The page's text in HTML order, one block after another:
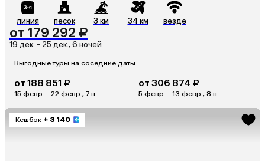
линия песок 3 км 34 км везде
от 179 292 ₽
19 дек. - 25 дек., 6 ночей
Выгодные туры на соседние даты
от 188 851 ₽
15 февр. - 22 февр., 7 н.
от 306 874 ₽
5 февр. - 13 февр., 8 н.
Кешбэк + 3 140